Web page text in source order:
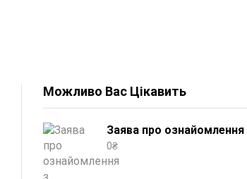
Можливо Вас Цікавить
Заява про
0₴